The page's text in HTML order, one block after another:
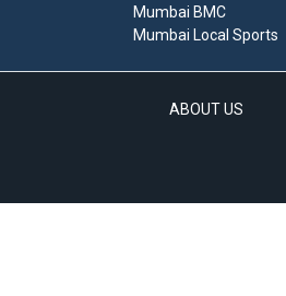
Mumbai BMC
Mumbai Local Sports
ABOUT US